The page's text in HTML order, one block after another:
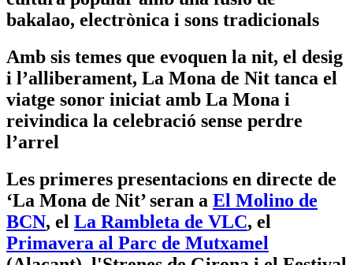
bakalao, electrònica i sons tradicionals
Amb sis temes que evoquen la nit, el desig
i l’alliberament, La Mona de Nit tanca el
viatge sonor iniciat amb La Mona i
reivindica la celebració sense perdre
l’arrel
Les primeres presentacions en directe de
‘La Mona de Nit’ seran a El Molino de
BCN, el La Rambleta de VLC, el
Primavera al Parc de Mutxamel